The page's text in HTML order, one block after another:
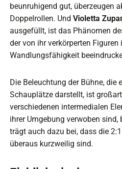
beunruhigend gut, überzeugen
Doppelrollen. Und Violetta
ausgefüllt, ist das Phänomen
der von ihr verkörperten
Wandlungsfähigkeit
Die Beleuchtung der Bühne, die
Schauplätze darstellt, ist
verschiedenen intermedialen
ihrer Umgebung verwoben
trägt auch dazu bei, dass die
überaus kurzweilig sind.